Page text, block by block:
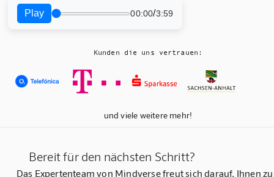
Play 00:00/3:59
Kunden die uns vertrauen:
und viele weitere mehr!
Bereit für den nächsten Schritt?
Das Expertenteam von Mindverse freut sich darauf, Ihnen zu